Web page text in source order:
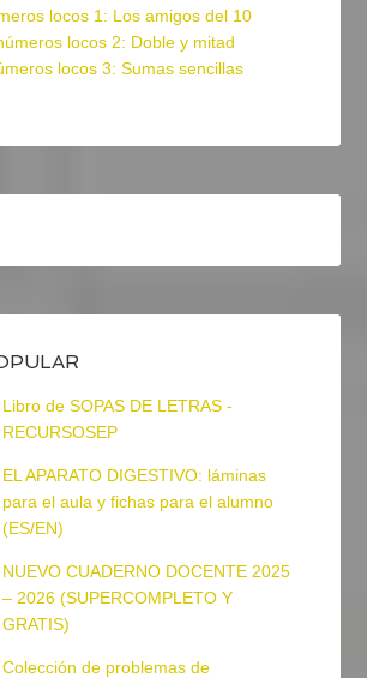
locos 1: Los amigos del 10
locos 2: Doble y mitad
locos 3: Sumas sencillas
Libro de SOPAS DE LETRAS -
RECURSOSEP
EL APARATO DIGESTIVO: láminas
para el aula y fichas para el alumno
(ES/EN)
NUEVO CUADERNO DOCENTE 2025
– 2026 (SUPERCOMPLETO Y
GRATIS)
Colección de problemas de